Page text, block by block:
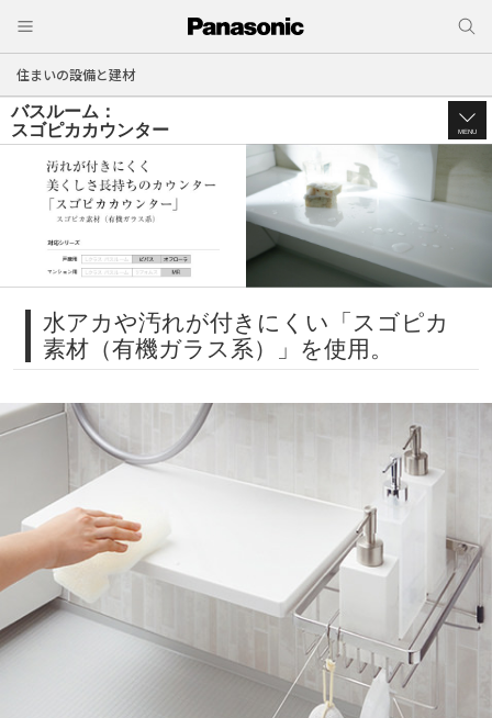
住まいの設備と建材
バスルーム：
スゴピカカウンター
MENU
水アカや汚れが付きにくい「スゴピカ
素材（有機ガラス系）」を使用。